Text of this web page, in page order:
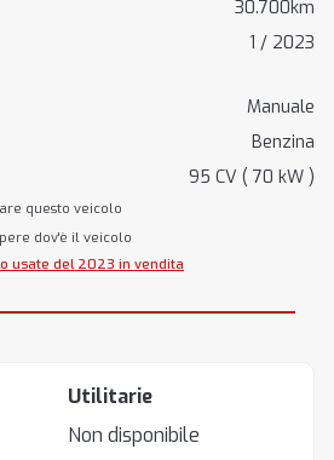
30.700km
1 / 2023
Manuale
Benzina
95 CV ( 70 kW )
questo veicolo
dov'è il veicolo
usate del 2023 in vendita
Utilitarie
Non disponibile